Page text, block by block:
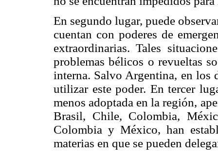
En segundo lugar, puede
cuentan con poderes de
extraordinarias. Tales
problemas bélicos o revueltas
interna. Salvo Argentina, en los
utilizar este poder. En tercer
menos adoptada en la región,
Brasil, Chile, Colombia,
Colombia y México, han
materias en que se pueden